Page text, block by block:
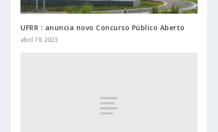
UFRR : anuncia novo Concurso Público Aberto
abril 19, 2023